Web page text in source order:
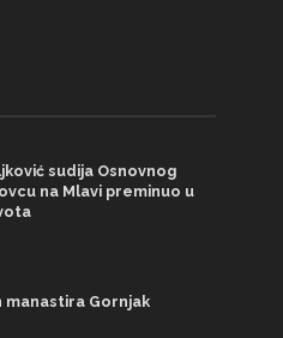
sudija Osnovnog
na Mlavi preminuo u
manastira Gornjak